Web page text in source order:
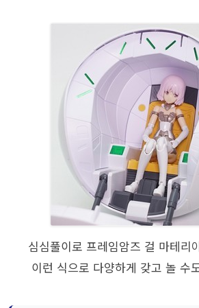
심심풀이로 프레임암즈 걸 마테리
이런 식으로 다양하게 갖고 놀 수